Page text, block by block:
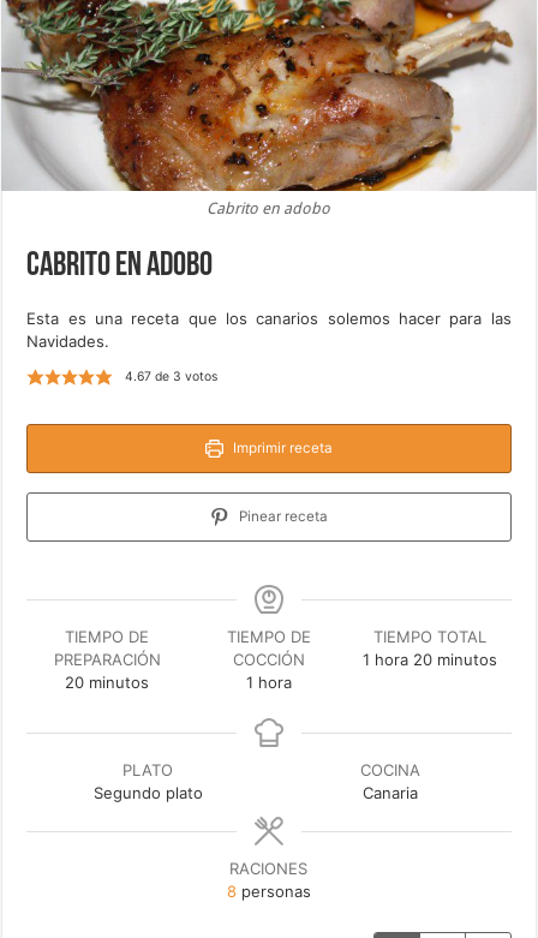
Cabrito en adobo
Cabrito en adobo
Esta es una receta que los canarios solemos hacer para las
Navidades.
4.67de 3 votos
Imprimir receta
Pinear receta
TIEMPO DE
PREPARACIÓN
20minutos
minutos
TIEMPO DE
COCCIÓN
1hora
hora
TIEMPO TOTAL
1 hora
hora 20minutos
minutos
PLATO
Segundo plato
COCINA
Canaria
RACIONES
8 personas